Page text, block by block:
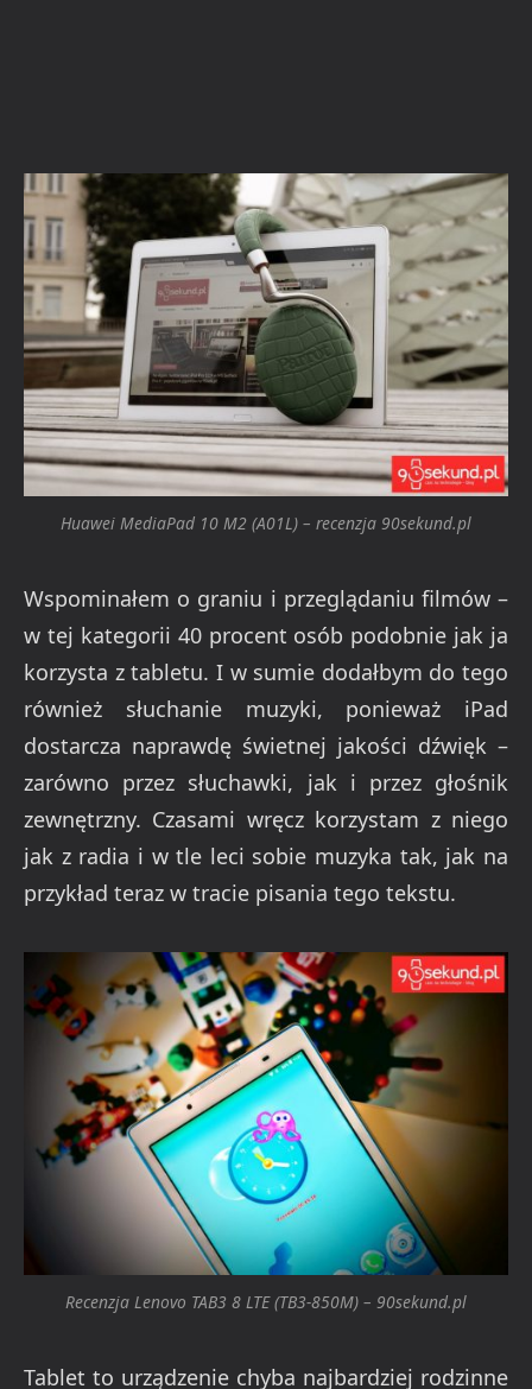
Huawei MediaPad 10 M2 (A01L) – recenzja 90sekund.pl
Wspominałem o graniu i przeglądaniu filmów –
w tej kategorii 40 procent osób podobnie jak ja
korzysta z tabletu. I w sumie dodałbym do tego
również słuchanie muzyki, ponieważ iPad
dostarcza naprawdę świetnej jakości dźwięk –
zarówno przez słuchawki, jak i przez głośnik
zewnętrzny. Czasami wręcz korzystam z niego
jak z radia i w tle leci sobie muzyka tak, jak na
przykład teraz w tracie pisania tego tekstu.
Recenzja Lenovo TAB3 8 LTE (TB3-850M) – 90sekund.pl
Tablet to urządzenie chyba najbardziej rodzinne